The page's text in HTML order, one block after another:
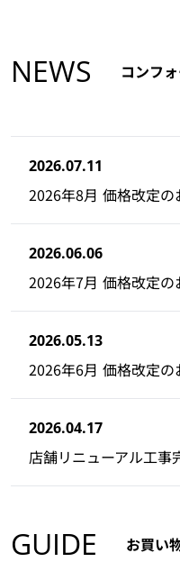
NEWS コンフ
2026.07.11
2026年8月 価格改定の
2026.06.06
2026年7月 価格改定の
2026.05.13
2026年6月 価格改定の
2026.04.17
店舗リニューアル工事
GUIDE お買い